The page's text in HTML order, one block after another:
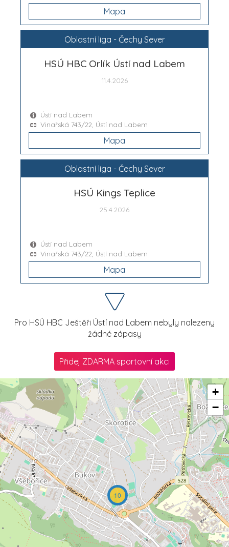
Mapa
Oblastní liga - Čechy Sever
HSÚ HBC Orlík Ústí nad Labem
11.4.2026
Ústí nad Labem
Vinařská 743/22, Ústí nad Labem
Mapa
Oblastní liga - Čechy Sever
HSÚ Kings Teplice
25.4.2026
Ústí nad Labem
Vinařská 743/22, Ústí nad Labem
Mapa
Pro HSÚ HBC Ještěři Ústí nad Labem nebyly nalezeny
žádné zápasy
Přidej ZDARMA sportovní akci
10
+
−